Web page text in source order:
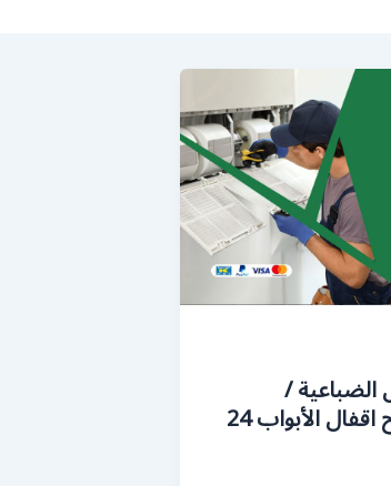
الضباعية /
52227339 / نجار فتح اقفال الأبواب 24